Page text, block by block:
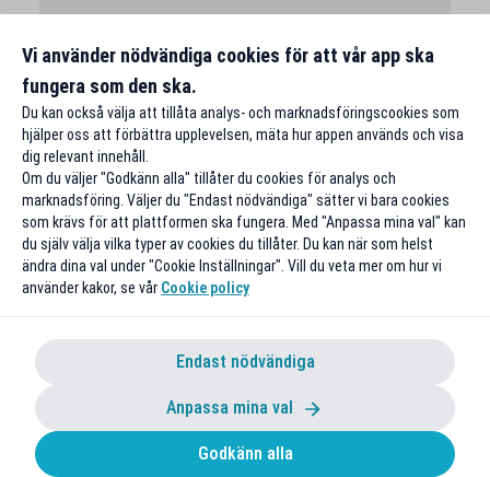
Rapportera ett problem
Vi använder nödvändiga cookies för att vår app ska
fungera som den ska.
Du kan också välja att tillåta analys- och marknadsföringscookies som
hjälper oss att förbättra upplevelsen, mäta hur appen används och visa
dig relevant innehåll.
Om du väljer "Godkänn alla" tillåter du cookies för analys och
marknadsföring. Väljer du "Endast nödvändiga" sätter vi bara cookies
som krävs för att plattformen ska fungera. Med "Anpassa mina val" kan
du själv välja vilka typer av cookies du tillåter. Du kan när som helst
ändra dina val under "Cookie Inställningar". Vill du veta mer om hur vi
använder kakor, se vår Cookie policy
Endast nödvändiga
Anpassa mina val
Godkänn alla